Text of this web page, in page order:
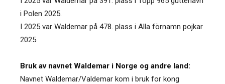
i Polen 2025.
I 2025 var Waldemar på 478. plass i Alla förnamn pojkar
2025.
Bruk av navnet Waldemar i Norge og andre land:
Navnet Waldemar/Valdemar kom i bruk for kong